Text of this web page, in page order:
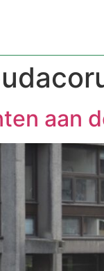
aan